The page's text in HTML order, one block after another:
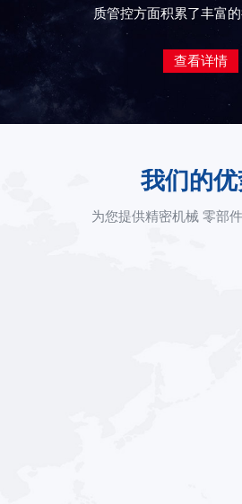
质管控方面积累了丰富
查看详情
我们的
为您提供精密机械 零部